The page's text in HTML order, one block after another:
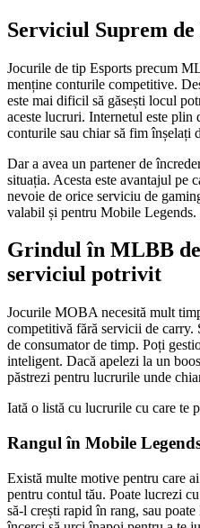
Serviciul Suprem
Jocurile de tip Esports precum
menține conturile competitive.
este mai dificil să găsești locul
aceste lucruri. Internetul este plin
conturile sau chiar să fim înșelați
Dar a avea un partener de
situația. Acesta este avantajul pe
nevoie de orice serviciu de
valabil și pentru Mobile Legends.
Grindul în MLBB
serviciul potrivit
Jocurile MOBA necesită mult
competitivă fără servicii de carry.
de consumator de timp. Poți
inteligent. Dacă apelezi la un
păstrezi pentru lucrurile unde
Iată o listă cu lucrurile cu care te
Rangul în Mobile
Există multe motive pentru care
pentru contul tău. Poate lucrezi
să-l crești rapid în rang, sau